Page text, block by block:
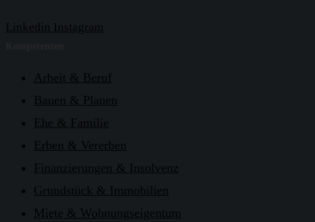
Linkedin Instagram
Arbeit & Beruf
Bauen & Planen
Ehe & Familie
Erben & Vererben
Finanzierungen & Insolvenz
Grundstück & Immobilien
Miete & Wohnungseigentum